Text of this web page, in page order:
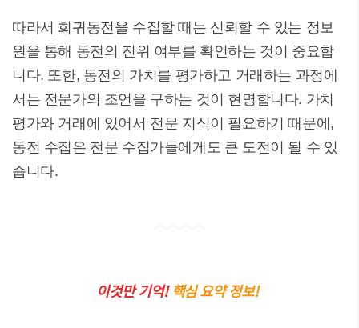
따라서 희귀동전을 수집할 때는 신뢰할 수 있는 정보
원을 통해 동전의 진위 여부를 확인하는 것이 중요합
니다. 또한, 동전의 가치를 평가하고 거래하는 과정에
서는 전문가의 조언을 구하는 것이 현명합니다. 가치
평가와 거래에 있어서 전문 지식이 필요하기 때문에,
동전 수집은 전문 수집가들에게도 큰 도전이 될 수 있
습니다.
이것만 기억!핵심 요약 정보!